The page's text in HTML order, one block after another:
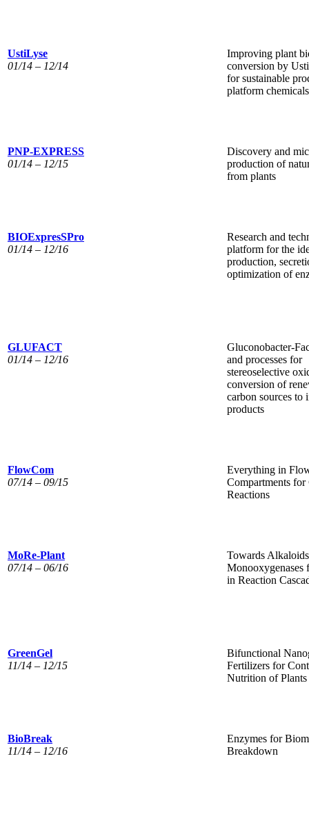
UstiLyse
01/14 – 12/14
Improving plant
conversion by
for sustainable
platform chemicals
PNP-EXPRESS
01/14 – 12/15
Discovery and
production of
from plants
BIOExpresSPro
01/14 – 12/16
Research and
platform for the
production,
optimization of
GLUFACT
01/14 – 12/16
Gluconobacter-
and processes for
stereoselective
conversion of
carbon sources to
products
FlowCom
07/14 – 09/15
Everything in
Compartments for
Reactions
MoRe-Plant
07/14 – 06/16
Towards
Monooxygenases
in Reaction
GreenGel
11/14 – 12/15
Bifunctional
Fertilizers for
Nutrition of Plants
BioBreak
11/14 – 12/16
Enzymes for
Breakdown